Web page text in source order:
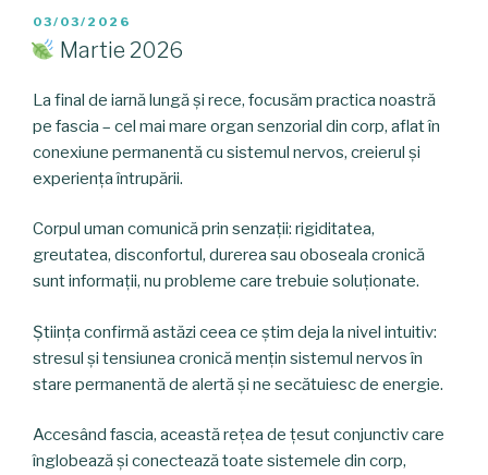
POSTED
ON
03/03/2026
Martie 2026
La final de iarnă lungă și rece, focusăm practica noastră
pe fascia – cel mai mare organ senzorial din corp, aflat în
conexiune permanentă cu sistemul nervos, creierul și
experiența întrupării.
Corpul uman comunică prin senzații: rigiditatea,
greutatea, disconfortul, durerea sau oboseala cronică
sunt informații, nu probleme care trebuie soluționate.
Știința confirmă astăzi ceea ce știm deja la nivel intuitiv:
stresul și tensiunea cronică mențin sistemul nervos în
stare permanentă de alertă și ne secătuiesc de energie.
Accesând fascia, această rețea de țesut conjunctiv care
înglobează și conectează toate sistemele din corp,